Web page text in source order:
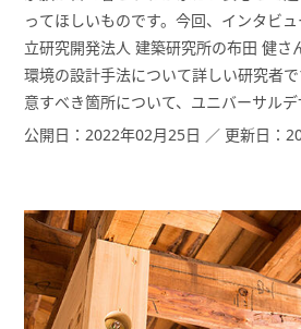
ってほしいものです。今回、インタビ
立研究開発法人 建築研究所の布田 健さ
環境の設計手法について詳しい研究者
意すべき箇所について、ユニバーサル
ていただきながらお話をうかがいまし
公開日：2022年02月25日 ／ 更新日：